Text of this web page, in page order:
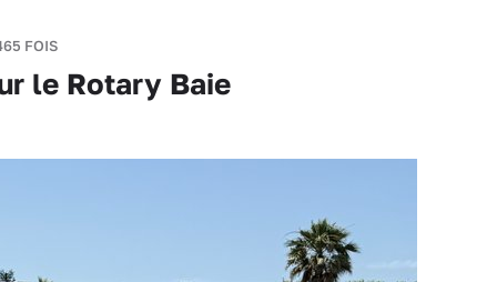
FOIS
le Rotary Baie